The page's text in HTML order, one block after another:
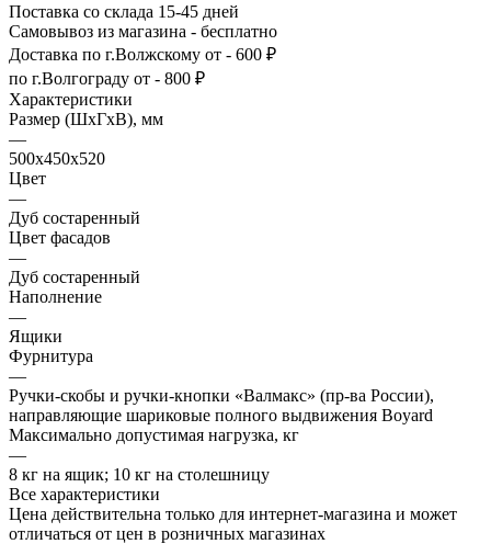
Поставка со склада 15-45 дней
Самовывоз из магазина - бесплатно
Доставка по г.Волжскому от - 600 ₽
по г.Волгограду от - 800 ₽
Характеристики
Размер (ШхГхВ), мм
—
500х450х520
Цвет
—
Дуб состаренный
Цвет фасадов
—
Дуб состаренный
Наполнение
—
Ящики
Фурнитура
—
Ручки-скобы и ручки-кнопки «Валмакс» (пр-ва России),
направляющие шариковые полного выдвижения Boyard
Максимально допустимая нагрузка, кг
—
8 кг на ящик; 10 кг на столешницу
Все характеристики
Цена действительна только для интернет-магазина и может
отличаться от цен в розничных магазинах